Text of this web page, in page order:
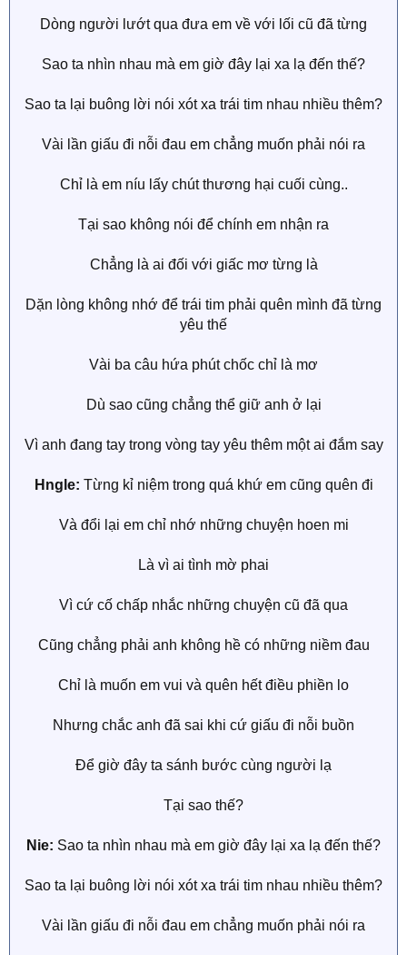
Dòng người lướt qua đưa em về với lối cũ đã từng
Sao ta nhìn nhau mà em giờ đây lại xa lạ đến thế?
Sao ta lại buông lời nói xót xa trái tim nhau nhiều thêm?
Vài lần giấu đi nỗi đau em chẳng muốn phải nói ra
Chỉ là em níu lấy chút thương hại cuối cùng..
Tại sao không nói để chính em nhận ra
Chẳng là ai đối với giấc mơ từng là
Dặn lòng không nhớ để trái tim phải quên mình đã từng
yêu thế
Vài ba câu hứa phút chốc chỉ là mơ
Dù sao cũng chẳng thể giữ anh ở lại
Vì anh đang tay trong vòng tay yêu thêm một ai đắm say
Hngle: Từng kỉ niệm trong quá khứ em cũng quên đi
Và đổi lại em chỉ nhớ những chuyện hoen mi
Là vì ai tình mờ phai
Vì cứ cố chấp nhắc những chuyện cũ đã qua
Cũng chẳng phải anh không hề có những niềm đau
Chỉ là muốn em vui và quên hết điều phiền lo
Nhưng chắc anh đã sai khi cứ giấu đi nỗi buồn
Để giờ đây ta sánh bước cùng người lạ
Tại sao thế?
Nie: Sao ta nhìn nhau mà em giờ đây lại xa lạ đến thế?
Sao ta lại buông lời nói xót xa trái tim nhau nhiều thêm?
Vài lần giấu đi nỗi đau em chẳng muốn phải nói ra